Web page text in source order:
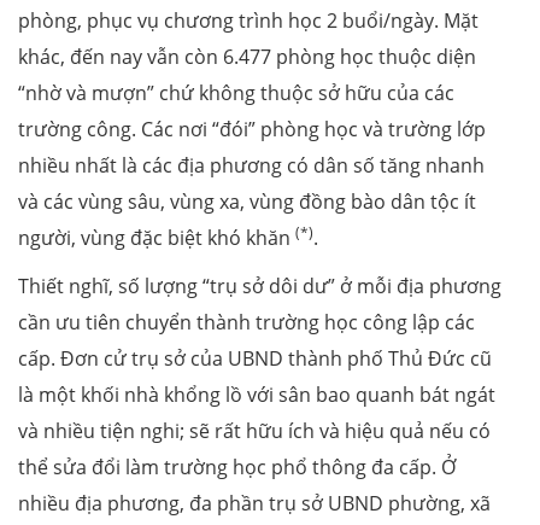
phòng, phục vụ chương trình học 2 buổi/ngày. Mặt
khác, đến nay vẫn còn 6.477 phòng học thuộc diện
“nhờ và mượn” chứ không thuộc sở hữu của các
trường công. Các nơi “đói” phòng học và trường lớp
nhiều nhất là các địa phương có dân số tăng nhanh
và các vùng sâu, vùng xa, vùng đồng bào dân tộc ít
người, vùng đặc biệt khó khăn (*).
Thiết nghĩ, số lượng “trụ sở dôi dư” ở mỗi địa phương
cần ưu tiên chuyển thành trường học công lập các
cấp. Đơn cử trụ sở của UBND thành phố Thủ Đức cũ
là một khối nhà khổng lồ với sân bao quanh bát ngát
và nhiều tiện nghi; sẽ rất hữu ích và hiệu quả nếu có
thể sửa đổi làm trường học phổ thông đa cấp. Ở
nhiều địa phương, đa phần trụ sở UBND phường, xã